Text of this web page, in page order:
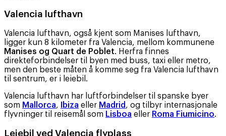
Valencia lufthavn
Valencia lufthavn, også kjent som Manises lufthavn,
ligger kun 8 kilometer fra Valencia, mellom kommunene
Manises og Quart de Poblet. Herfra finnes
direkteforbindelser til byen med buss, taxi eller metro,
men den beste måten å komme seg fra Valencia lufthavn
til sentrum, er i leiebil.
Valencia lufthavn har luftforbindelser til spanske byer
som Mallorca, Ibiza eller Madrid , og tilbyr internasjonale
flyvninger til reisemål som Lisboa eller Roma Fiumicino.
Leiebil ved Valencia flyplass